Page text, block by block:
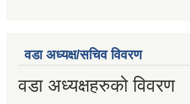
वडा अध्यक्ष/सचिव विवरण
वडा अध्यक्षहरुको विवरण